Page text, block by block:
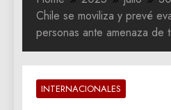
Chile se moviliza y prevé
personas ante amenaza de
INTERNACIONALES